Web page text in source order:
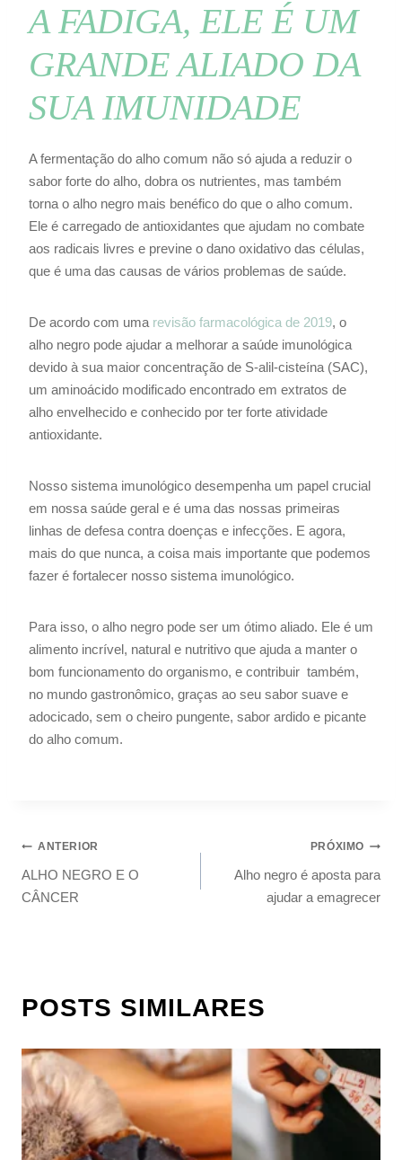
A FADIGA, ELE É UM
GRANDE ALIADO DA
SUA IMUNIDADE
A fermentação do alho comum não só ajuda a reduzir o
sabor forte do alho, dobra os nutrientes, mas também
torna o alho negro mais benéfico do que o alho comum.
Ele é carregado de antioxidantes que ajudam no combate
aos radicais livres e previne o dano oxidativo das células,
que é uma das causas de vários problemas de saúde.
De acordo com uma revisão farmacológica de 2019, o
alho negro pode ajudar a melhorar a saúde imunológica
devido à sua maior concentração de S-alil-cisteína (SAC),
um aminoácido modificado encontrado em extratos de
alho envelhecido e conhecido por ter forte atividade
antioxidante.
Nosso sistema imunológico desempenha um papel crucial
em nossa saúde geral e é uma das nossas primeiras
linhas de defesa contra doenças e infecções. E agora,
mais do que nunca, a coisa mais importante que podemos
fazer é fortalecer nosso sistema imunológico.
Para isso, o alho negro pode ser um ótimo aliado. Ele é um
alimento incrível, natural e nutritivo que ajuda a manter o
bom funcionamento do organismo, e contribuir também,
no mundo gastronômico, graças ao seu sabor suave e
adocicado, sem o cheiro pungente, sabor ardido e picante
do alho comum.
ANTERIOR
ALHO NEGRO E O
CÂNCER
PRÓXIMO
Alho negro é aposta para
ajudar a emagrecer
POSTS SIMILARES